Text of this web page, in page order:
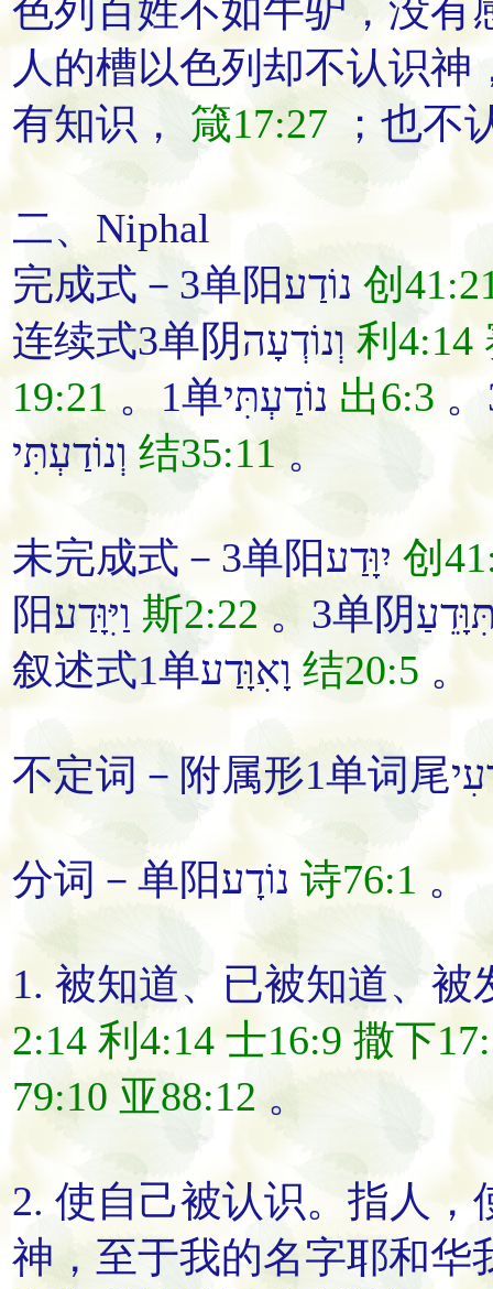
色列百姓不如牛驴，没有
人的槽以色列却不认识神
有知识 ， 箴17:27 ； 也不
二、Niphal
创
利4:14
19:21
出6:3
结35:11 。
创
斯2:22
结20:5 。
诗76:1 。
1. 被知道、 已被知道、被
2:14 利4:14 士16:9 撒下
79:10 亚88:12 。
2. 使自己被认识。指人，
神， 至于我的名字耶和华